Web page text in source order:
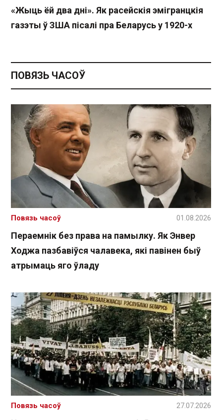
«Жыць ёй два дні». Як расейскія эмігранцкія
газэты ў ЗША пісалі пра Беларусь у 1920-х
ПОВЯЗЬ ЧАСОЎ
Пераемнік без права на памылку. Як Энвер
Ходжа пазбавіўся чалавека, які павінен быў
атрымаць яго ўладу
Повязь часоў 01.08.2026
Повязь часоў 27.07.2026